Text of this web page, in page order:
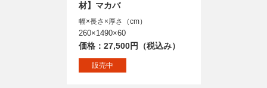
材】マカバ
幅×長さ×厚さ（cm）
260×1490×60
価格：27,500円（税込み）
販売中